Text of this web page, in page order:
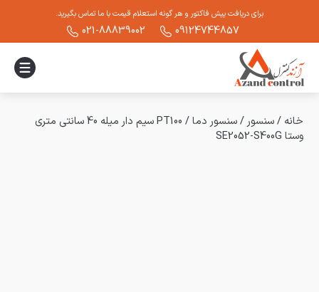
برای دریافت پیش فاکتور و هر گونه استعلام قیمت با ما تماس بگیرید.
09124744857
021-88839002
خانه /سنسور /سنسور دما/
PT100 سیم دار میله 40 سانتی متری
وستا SE2052-S400G